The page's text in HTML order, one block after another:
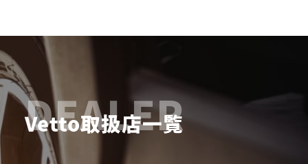
DEALER
Vetto取扱店一覧